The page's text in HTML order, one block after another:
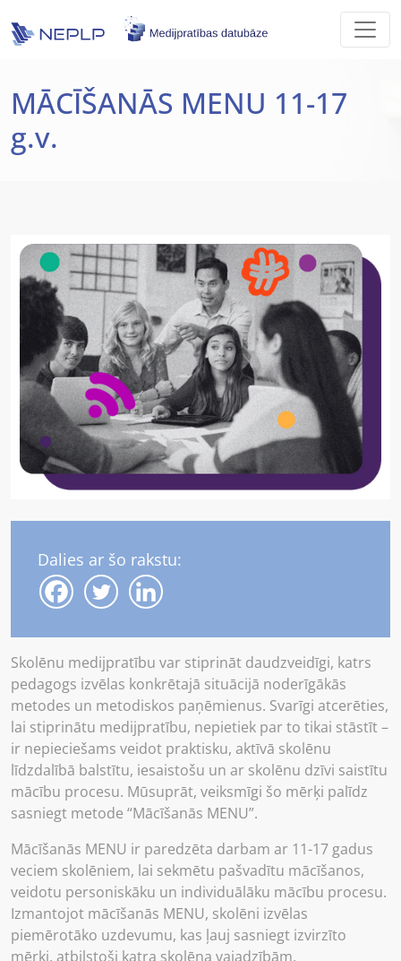
MĀCĪŠANĀS MENU 11-17
g.v.
Dalies ar šo rakstu:
Skolēnu medijpratību var stiprināt daudzveidīgi, katrs
pedagogs izvēlas konkrētajā situācijā noderīgākās
metodes un metodiskos paņēmienus. Svarīgi atcerēties,
lai stiprinātu medijpratību, nepietiek par to tikai stāstīt –
ir nepieciešams veidot praktisku, aktīvā skolēnu
līdzdalībā balstītu, iesaistošu un ar skolēnu dzīvi saistītu
mācību procesu. Mūsuprāt, veiksmīgi šo mērķi palīdz
sasniegt metode “Mācīšanās MENU”.
Mācīšanās MENU ir paredzēta darbam ar 11-17 gadus
veciem skolēniem, lai sekmētu pašvadītu mācīšanos,
veidotu personiskāku un individuālāku mācību procesu.
Izmantojot mācīšanās MENU, skolēni izvēlas
piemērotāko uzdevumu, kas ļauj sasniegt izvirzīto
mērķi, atbilstoši katra skolēna vajadzībām,